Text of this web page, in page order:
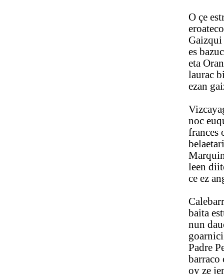
O çe
eroateco
Gaizqui
es bazuc
eta Orana
laurac
ezan
noc
frances
belaetaric
Marquinaco
leen diite
ce ez ango
baita
nun
goarnici[n]o
Padre
barraco
oy ze